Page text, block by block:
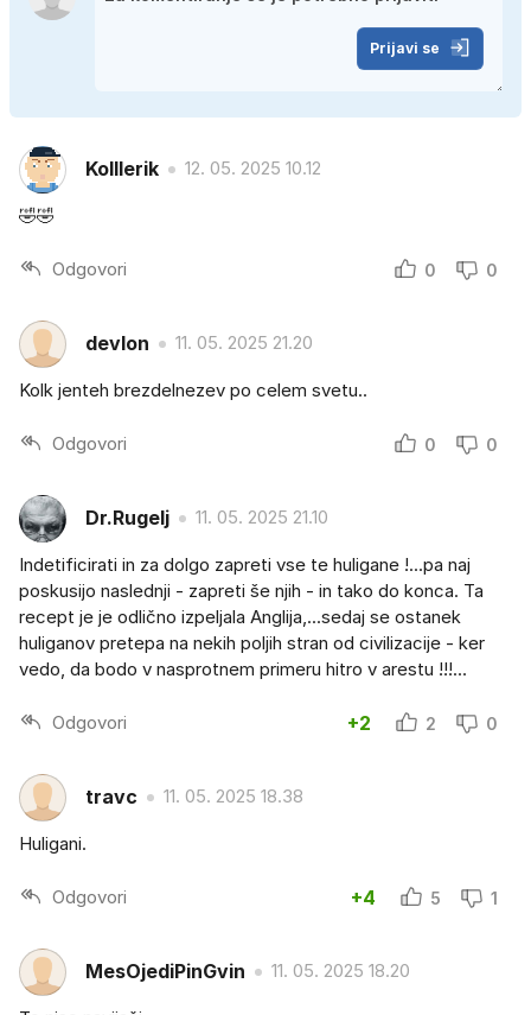
Prijavi se
Kolllerik 12. 05. 2025 10.12
🤣🤣
Odgovori 0 0
devlon 11. 05. 2025 21.20
Kolk jenteh brezdelnezev po celem svetu..
Odgovori 0 0
Dr.Rugelj 11. 05. 2025 21.10
Indetificirati in za dolgo zapreti vse te huligane !...pa naj
poskusijo naslednji - zapreti še njih - in tako do konca. Ta
recept je je odlično izpeljala Anglija,...sedaj se ostanek
huliganov pretepa na nekih poljih stran od civilizacije - ker
vedo, da bodo v nasprotnem primeru hitro v arestu !!!...
Odgovori +2 2 0
travc 11. 05. 2025 18.38
Huligani.
Odgovori +4 5 1
MesOjediPinGvin 11. 05. 2025 18.20